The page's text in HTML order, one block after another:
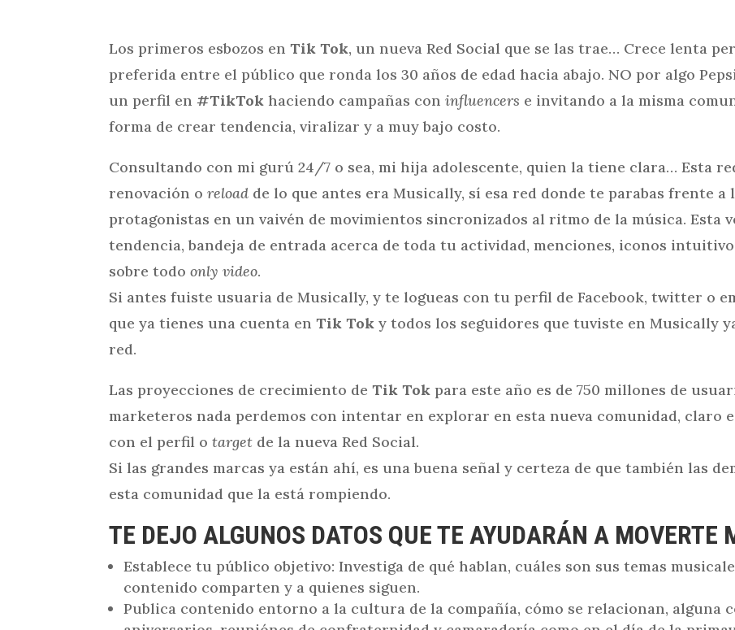
Los primeros esbozos enTik Tok, un nueva Red Social que se las trae… Crece lenta
preferida entre el público que ronda los 30 años de edad hacia abajo. NO por algo
un perfil en #TikTok haciendo campañas coninfluencers e invitando a la misma
forma de crear tendencia, viralizar y a muy bajo costo.
Consultando con mi gurú 24/7 o sea, mi hija adolescente, quien la tiene clara… Esta
renovación oreload de lo que antes era Musically, sí esa red donde te parabas frente a
protagonistas en un vaivén de movimientos sincronizados al ritmo de la música. Esta
tendencia, bandeja de entrada acerca de toda tu actividad, menciones, iconos
sobre todoonly video.
Si antes fuiste usuaria de Musically, y te logueas con tu perfil de Facebook, twitter o
que ya tienes una cuenta enTik Tok y todos los seguidores que tuviste en Musically
red.
Las proyecciones de crecimiento deTik Tok para este año es de 750 millones de
marketeros nada perdemos con intentar en explorar en esta nueva comunidad, claro
con el perfil otarget de la nueva Red Social.
Si las grandes marcas ya están ahí, es una buena señal y certeza de que también las
esta comunidad que la está rompiendo.
TE DEJO ALGUNOS DATOS QUE TE AYUDARÁN A MOVERTE
Establece tu público objetivo: Investiga de qué hablan, cuáles son sus temas
contenido comparten y a quienes siguen.
Publica contenido entorno a la cultura de la compañía, cómo se relacionan, alguna